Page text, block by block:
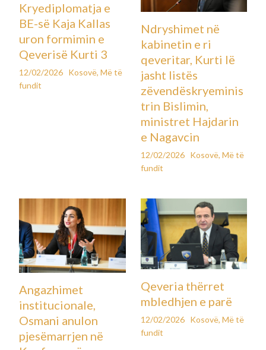
Kryediplomatja e
BE-së Kaja Kallas
uron formimin e
Qeverisë Kurti 3
12/02/2026 Kosovë,Më të
fundit
Ndryshimet në
kabinetin e ri
qeveritar, Kurti lë
jasht listës
zëvendëskryeminis
trin Bislimin,
ministret Hajdarin
e Nagavcin
12/02/2026 Kosovë, Më të
fundit
Angazhimet
institucionale,
Osmani anulon
pjesëmarrjen në
Qeveria thërret
mbledhjen e parë
12/02/2026 Kosovë, Më të
fundit